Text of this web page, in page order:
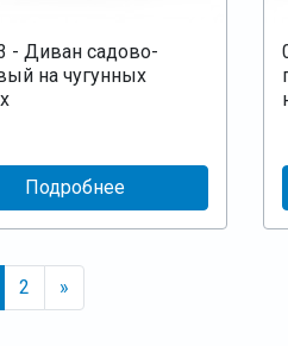
- Диван садово-
на чугунных
Подробнее
2 »